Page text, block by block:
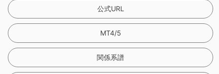
公式URL
MT4/5
関係系譜